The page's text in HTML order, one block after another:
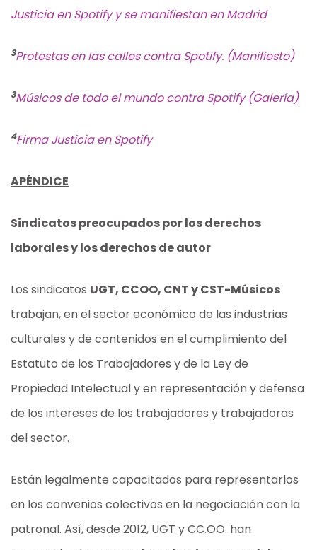
Justicia en Spotify y se manifiestan en Madrid
3Protestas en las calles contra Spotify. (Manifiesto)
3Músicos de todo el mundo contra Spotify (Galería)
4Firma Justicia en Spotify
APÉNDICE
Sindicatos preocupados por los derechos
laborales y los derechos de autor
Los sindicatos UGT, CCOO, CNT y CST-Músicos
trabajan, en el sector económico de las industrias
culturales y de contenidos en el cumplimiento del
Estatuto de los Trabajadores y de la Ley de
Propiedad Intelectual y en representación y defensa
de los intereses de los trabajadores y trabajadoras
del sector.
Están legalmente capacitados para representarlos
en los convenios colectivos en la negociación con la
patronal. Así, desde 2012, UGT y CC.OO. han